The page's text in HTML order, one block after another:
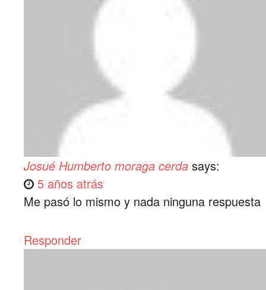
Josué Humberto moraga cerda says:
5 años atrás
Me pasó lo mismo y nada ninguna respuesta
Responder